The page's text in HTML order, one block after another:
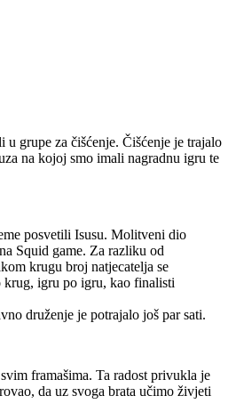
grupe za čišćenje. Čišćenje je trajalo
na kojoj smo imali nagradnu igru te
posvetili Isusu. Molitveni dio
Squid game. Za razliku od
krugu broj natjecatelja se
krug, igru po igru, kao finalisti
druženje je potrajalo još par sati.
framašima. Ta radost privukla je
da uz svoga brata učimo živjeti